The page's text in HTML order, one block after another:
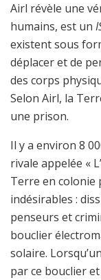
Airl révèle une
humains, est un
existent sous
déplacer et de
des corps
Selon Airl, la
une prison.
Il y a environ 8
rivale appelée «
Terre en colonie
indésirables :
penseurs et
bouclier
solaire.
par ce bouclier